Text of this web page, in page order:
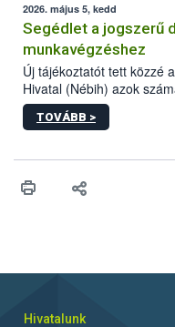
mennyiségének
lennie. Nem minden
Azokban az
általában csak nagyon
jelenthetnek kockázatot
2026. május 5, kedd
Segédlet a jogszerű
munkavégzéshez
Új tájékoztatót tett közzé
Hivatal (Nébih) azok
növényvédelmi vagy
végezni Magyarországon.
műszaki és hatósági
TOVÁBB >
Hivatalunk